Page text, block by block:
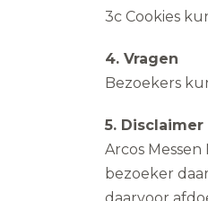
3c Cookies
4. Vragen
Bezoekers
5. Disclaimer
Arcos
bezoeker